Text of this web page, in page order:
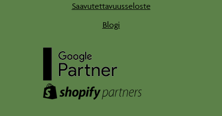
Saavutettavuusseloste
Blogi